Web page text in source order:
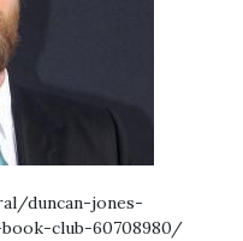
duncan-jones-
club-60708980/